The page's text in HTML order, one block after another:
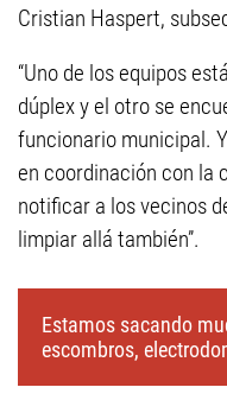
Cristian Haspert,
“Uno de los equipos
dúplex y el otro se
funcionario municipal.
en coordinación con la
notificar a los vecinos
limpiar allá también”.
Estamos sacando
escombros,